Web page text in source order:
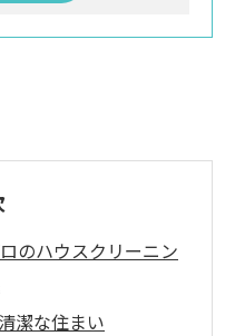
のハウスクリーニン
潔な住まい